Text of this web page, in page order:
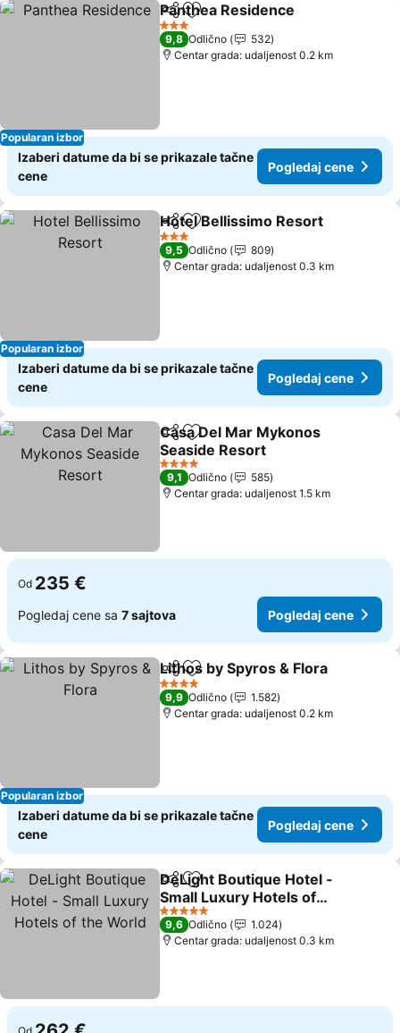
Popularan izbor
Deli Dodati u favorite
Panthea Residence
3 Zvezdice
9,8 Odlično
532
Centar grada: udaljenost 0.2 km
Izaberi datume da bi se prikazale tačne
cene
Pogledaj cene
Popularan izbor
Deli Dodati u favorite
Hotel Bellissimo Resort
3 Zvezdice
9,5 Odlično
809
Centar grada: udaljenost 0.3 km
Izaberi datume da bi se prikazale tačne
cene
Pogledaj cene
Deli Dodati u favorite
Casa Del Mar Mykonos
Seaside Resort
4 Zvezdice
9,1 Odlično
585
Centar grada: udaljenost 1.5 km
Od 235 €
Pogledaj cene sa 7 sajtova Pogledaj cene
Popularan izbor
Deli Dodati u favorite
Lithos by Spyros & Flora
4 Zvezdice
9,9 Odlično
1.582
Centar grada: udaljenost 0.2 km
Izaberi datume da bi se prikazale tačne
cene
Pogledaj cene
Deli Dodati u favorite
DeLight Boutique Hotel -
Small Luxury Hotels of
the World
5 Zvezdice
9,6 Odlično
1.024
Centar grada: udaljenost 0.3 km
Od